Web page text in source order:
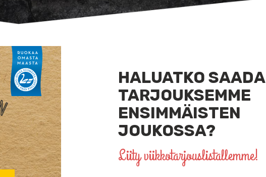
HALUATKO SAADA
TARJOUKSEMME
ENSIMMÄISTEN
JOUKOSSA?
Liity viikkotarjouslistallemme!